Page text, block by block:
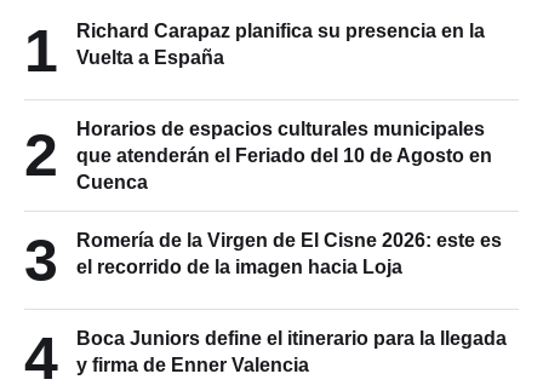
1
Richard Carapaz planifica su presencia en la
Vuelta a España
2
Horarios de espacios culturales municipales
que atenderán el Feriado del 10 de Agosto en
Cuenca
3
Romería de la Virgen de El Cisne 2026: este es
el recorrido de la imagen hacia Loja
4
Boca Juniors define el itinerario para la llegada
y firma de Enner Valencia